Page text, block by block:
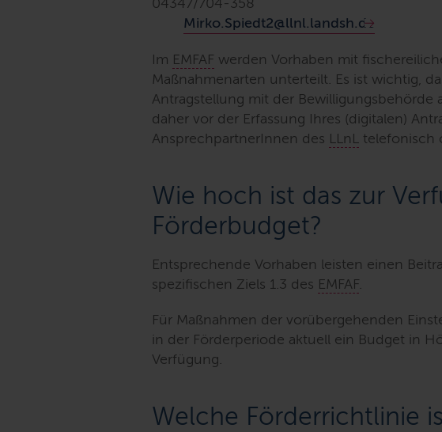
Mirko.Spiedt2@llnl.landsh.de
Im EMFAF werden Vorhaben mit
Maßnahmenarten unterteilt. Es ist wichtig,
Antragstellung mit der Bewilligungsbehörde
daher vor der Erfassung Ihres (digitalen)
AnsprechpartnerInnen des LLnL telefonisch
Wie hoch ist das zur
Förderbudget?
Entsprechende Vorhaben leisten einen
spezifischen Ziels 1.3 des EMFAF.
Für Maßnahmen der vorübergehenden
in der Förderperiode aktuell ein Budget in
Verfügung.
Welche Förderrichtlinie